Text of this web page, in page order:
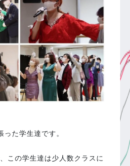
った学生達です。
この学生達は少人数クラスに